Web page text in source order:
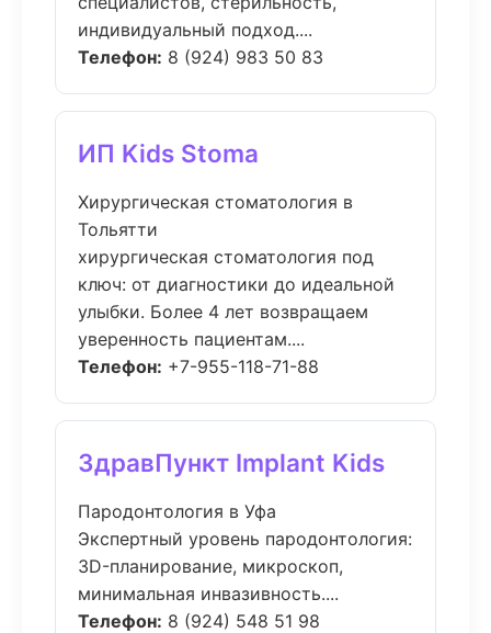
индивидуальный подход....
Телефон: 8 (924) 983 50 83
ИП Kids Stoma
Хирургическая стоматология в
Тольятти
хирургическая стоматология под
ключ: от диагностики до идеальной
улыбки. Более 4 лет возвращаем
уверенность пациентам....
Телефон: +7-955-118-71-88
ЗдравПункт Implant Kids
Пародонтология в Уфа
Экспертный уровень пародонтология:
3D-планирование, микроскоп,
минимальная инвазивность....
Телефон: 8 (924) 548 51 98